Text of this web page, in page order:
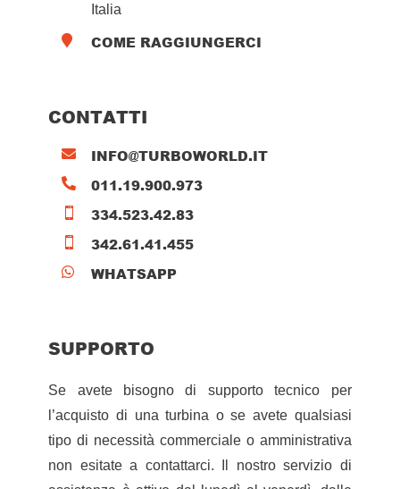
Italia
 COME RAGGIUNGERCI
CONTATTI
 INFO@TURBOWORLD.IT
 011.19.900.973
 334.523.42.83
 342.61.41.455
 WHATSAPP
SUPPORTO
Se avete bisogno di supporto tecnico per
l’acquisto di una turbina o se avete qualsiasi
tipo di necessità commerciale o amministrativa
non esitate a contattarci. Il nostro servizio di